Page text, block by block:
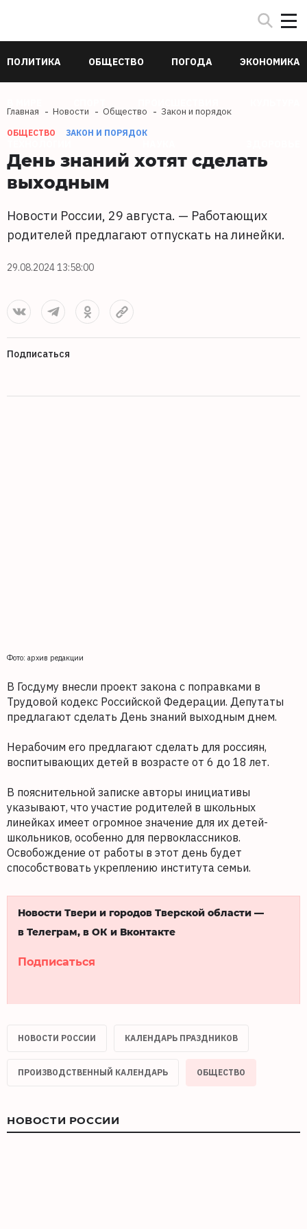
ПОЛИТИКА ОБЩЕСТВО ПОГОДА ЭКОНОМИКА
Главная Новости Общество Закон и порядок
ОБЩЕСТВО ЗАКОН И ПОРЯДОК
День знаний хотят сделать
выходным
Новости России, 29 августа. — Работающих
родителей предлагают отпускать на линейки.
29.08.2024 13:58:00
Подписаться
Фото: архив редакции
В Госдуму внесли проект закона с поправками в
Трудовой кодекс Российской Федерации. Депутаты
предлагают сделать День знаний выходным днем.
Нерабочим его предлагают сделать для россиян,
воспитывающих детей в возрасте от 6 до 18 лет.
В пояснительной записке авторы инициативы
указывают, что участие родителей в школьных
линейках имеет огромное значение для их детей-
школьников, особенно для первоклассников.
Освобождение от работы в этот день будет
способствовать укреплению института семьи.
Новости Твери и городов Тверской области —
в Телеграм, в ОК и Вконтакте
Подписаться
НОВОСТИ РОССИИ КАЛЕНДАРЬ ПРАЗДНИКОВ
ПРОИЗВОДСТВЕННЫЙ КАЛЕНДАРЬ ОБЩЕСТВО
НОВОСТИ РОССИИ